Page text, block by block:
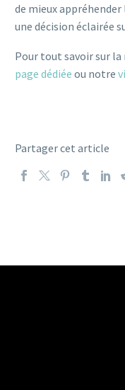
de mieux
une décision éclairée
Pour tout savoir sur
page dédiée ou notre
Partager cet article